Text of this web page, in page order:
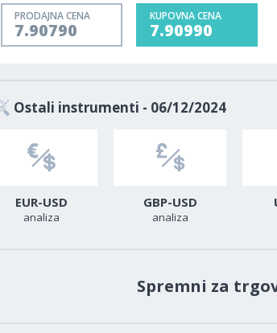
PRODAJNA CENA
7.90790
KUPOVNA CENA
7.90990
Ostali instrumenti - 06/12/2024
EUR-USD
analiza
GBP-USD
analiza
Spremni za